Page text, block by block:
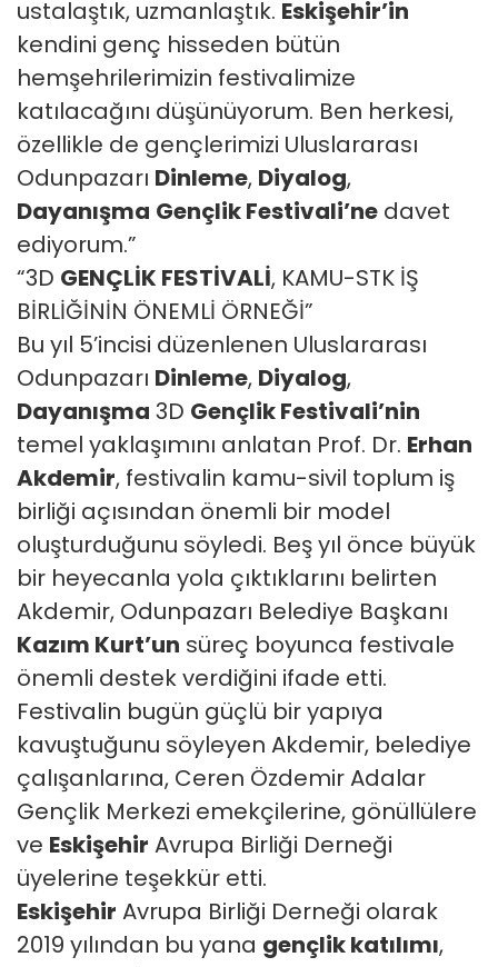
ustalaştık, uzmanlaştık. Eskişehir’in
kendini genç hisseden bütün
hemşehrilerimizin festivalimize
katılacağını düşünüyorum. Ben herkesi,
özellikle de gençlerimizi Uluslararası
Odunpazarı Dinleme, Diyalog,
Dayanışma Gençlik Festivali’ne davet
ediyorum.”
“3D GENÇLİK FESTİVALİ, KAMU-STK İŞ
BİRLİĞİNİN ÖNEMLİ ÖRNEĞİ”
Bu yıl 5’incisi düzenlenen Uluslararası
Odunpazarı Dinleme, Diyalog,
Dayanışma 3D Gençlik Festivali’nin
temel yaklaşımını anlatan Prof. Dr. Erhan
Akdemir, festivalin kamu-sivil toplum iş
birliği açısından önemli bir model
oluşturduğunu söyledi. Beş yıl önce büyük
bir heyecanla yola çıktıklarını belirten
Akdemir, Odunpazarı Belediye Başkanı
Kazım Kurt’un süreç boyunca festivale
önemli destek verdiğini ifade etti.
Festivalin bugün güçlü bir yapıya
kavuştuğunu söyleyen Akdemir, belediye
çalışanlarına, Ceren Özdemir Adalar
Gençlik Merkezi emekçilerine, gönüllülere
ve Eskişehir Avrupa Birliği Derneği
üyelerine teşekkür etti.
Eskişehir Avrupa Birliği Derneği olarak
2019 yılından bu yana gençlik katılımı,